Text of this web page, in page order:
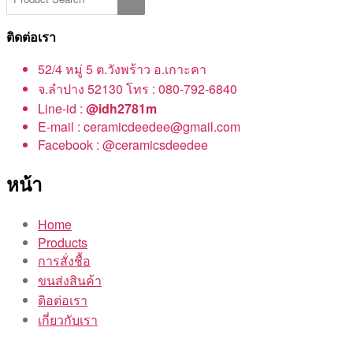
ติดต่อเรา
52/4 หมู่ 5 ต.วังพร้าว อ.เกาะคา
จ.ลำปาง 52130 โทร : 080-792-6840
Line-id : @idh2781m
E-mail : ceramicdeedee@gmail.com
Facebook : @ceramicsdeedee
หน้า
Home
Products
การสั่งชื้อ
ขนส่งสินค้า
ติอต่อเรา
เกี่ยวกับเรา